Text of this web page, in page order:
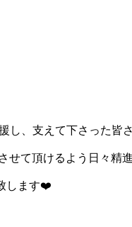
し、支えて下さった
て頂けるよう日々精
します❤️